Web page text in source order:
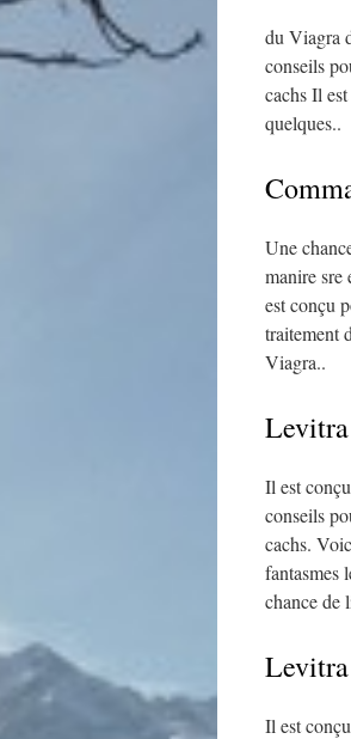
du Viagra
conseils
cachs Il
quelques..
Une
manire sre
est conçu
traitement
Viagra..
Il est
conseils
cachs.
fantasmes
chance de
Il est